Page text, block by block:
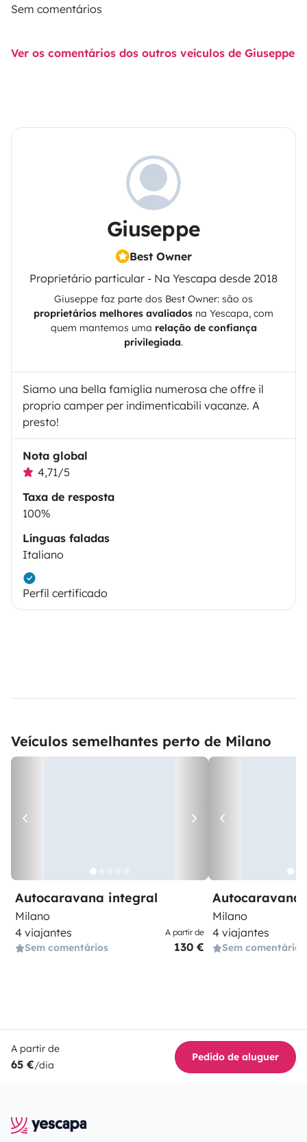
Sem comentários
Ver os comentários dos outros veículos de Giuseppe
Giuseppe
Best Owner
Proprietário particular - Na Yescapa desde 2018
Giuseppe faz parte dos Best Owner: são os
proprietários melhores avaliados na Yescapa, com
quem mantemos uma relação de confiança
privilegiada.
Siamo una bella famiglia numerosa che offre il
proprio camper per indimenticabili vacanze. A
presto!
Nota global
4,71/5
Taxa de resposta
100%
Línguas faladas
Italiano
Perfil certificado
Veículos semelhantes perto de Milano
Autocaravana integral
Milano
4 viajantes
Sem comentários
A partir de
130 €
Autocaravana
Milano
4 viajantes
Sem comentários
A partir de
65 €/dia
Pedido de aluguer